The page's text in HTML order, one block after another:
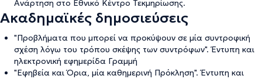
Ανάρτηση στο Εθνικό Κέντρο Τεκμηρίωσης.
Ακαδημαϊκές δημοσιεύσεις
"Προβλήματα που μπορεί να προκύψουν σε μία συντροφική
σχέση λόγω του τρόπου σκέψης των συντρόφων". Έντυπη και
ηλεκτρονική εφημερίδα Γραμμή
"Εφηβεία και Όρια, μία καθημερινή Πρόκληση". Έντυπη και